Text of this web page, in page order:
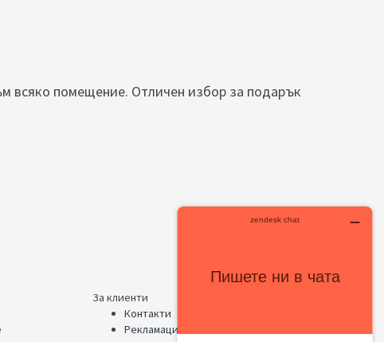
всяко помещение. Отличен избор за подарък
За клиенти
Контакти
Рекламации